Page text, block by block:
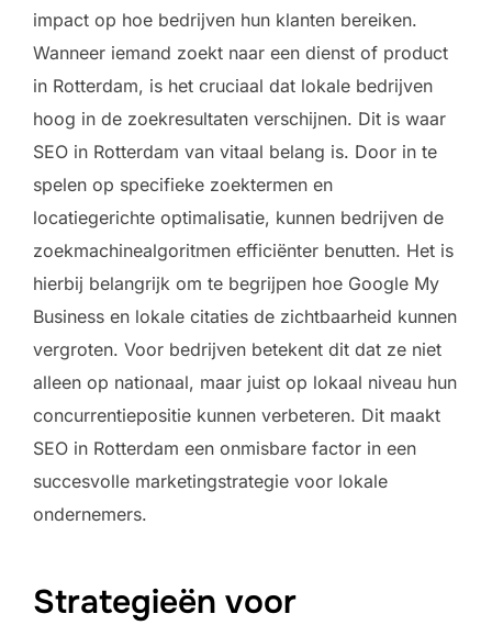
impact op hoe bedrijven hun klanten bereiken.
Wanneer iemand zoekt naar een dienst of product
in Rotterdam, is het cruciaal dat lokale bedrijven
hoog in de zoekresultaten verschijnen. Dit is waar
SEO in Rotterdam van vitaal belang is. Door in te
spelen op specifieke zoektermen en
locatiegerichte optimalisatie, kunnen bedrijven de
zoekmachinealgoritmen efficiënter benutten. Het is
hierbij belangrijk om te begrijpen hoe Google My
Business en lokale citaties de zichtbaarheid kunnen
vergroten. Voor bedrijven betekent dit dat ze niet
alleen op nationaal, maar juist op lokaal niveau hun
concurrentiepositie kunnen verbeteren. Dit maakt
SEO in Rotterdam een onmisbare factor in een
succesvolle marketingstrategie voor lokale
ondernemers.
Strategieën voor